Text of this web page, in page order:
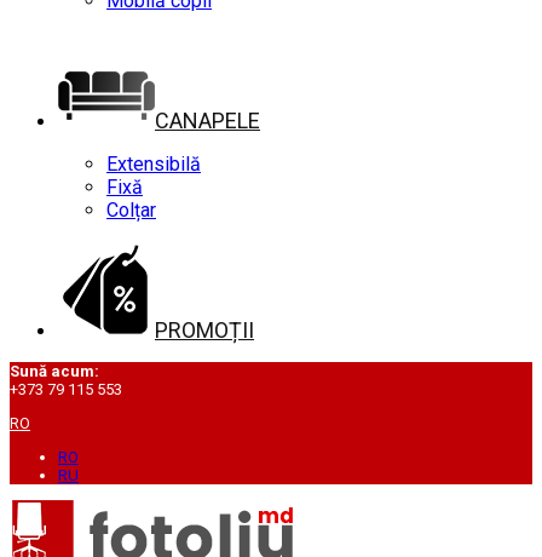
CANAPELE
Extensibilă
Fixă
Colțar
PROMOȚII
Sună acum:
+373 79 115 553
RO
RO
RU